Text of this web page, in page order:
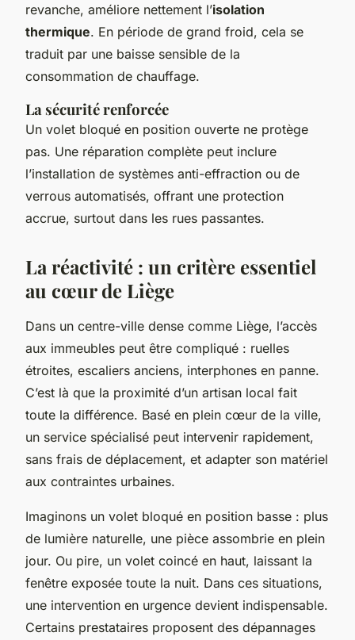
revanche, améliore nettement l’isolation
thermique. En période de grand froid, cela se
traduit par une baisse sensible de la
consommation de chauffage.
La sécurité renforcée
Un volet bloqué en position ouverte ne protège
pas. Une réparation complète peut inclure
l’installation de systèmes anti-effraction ou de
verrous automatisés, offrant une protection
accrue, surtout dans les rues passantes.
La réactivité : un critère essentiel
au cœur de Liège
Dans un centre-ville dense comme Liège, l’accès
aux immeubles peut être compliqué : ruelles
étroites, escaliers anciens, interphones en panne.
C’est là que la proximité d’un artisan local fait
toute la différence. Basé en plein cœur de la ville,
un service spécialisé peut intervenir rapidement,
sans frais de déplacement, et adapter son matériel
aux contraintes urbaines.
Imaginons un volet bloqué en position basse : plus
de lumière naturelle, une pièce assombrie en plein
jour. Ou pire, un volet coincé en haut, laissant la
fenêtre exposée toute la nuit. Dans ces situations,
une intervention en urgence devient indispensable.
Certains prestataires proposent des dépannages